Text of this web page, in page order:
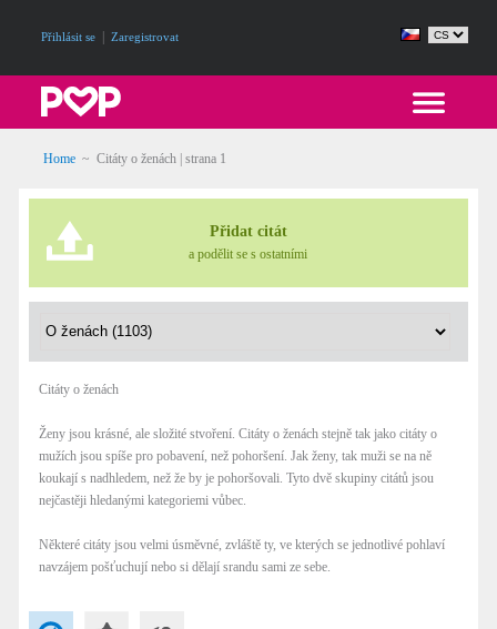
Přihlásit se Zaregistrovat
Home ~ Citáty o ženách | strana 1
Přidat citát
a podělit se s ostatními
Citáty o ženách
Ženy jsou krásné, ale složité stvoření. Citáty o ženách stejně tak jako citáty o
mužích jsou spíše pro pobavení, než pohoršení. Jak ženy, tak muži se na ně
koukají s nadhledem, než že by je pohoršovali. Tyto dvě skupiny citátů jsou
nejčastěji hledanými kategoriemi vůbec.
Některé citáty jsou velmi úsměvné, zvláště ty, ve kterých se jednotlivé pohlaví
navzájem pošťuchují nebo si dělají srandu sami ze sebe.